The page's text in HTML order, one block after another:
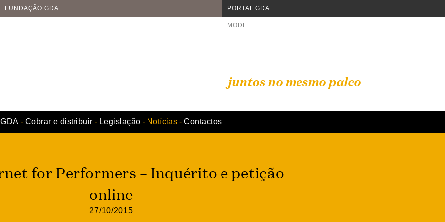
FUNDAÇÃO GDA PORTAL GDA
juntos no mesmo palco
MODE
GDA Cobrar e distribuir Legislação Notícias Contactos
for Performers – Inquérito e petição
online
27/10/2015